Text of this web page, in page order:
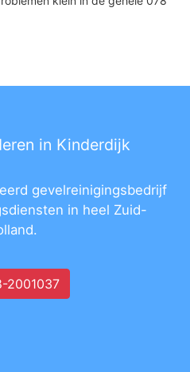
in Kinderdijk
gevelreinigingsbedrijf
in heel Zuid-
2001037